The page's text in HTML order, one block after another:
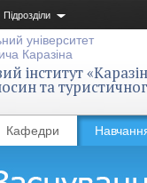
Підрозділи
університет
Каразіна
інститут
та
Кафедри